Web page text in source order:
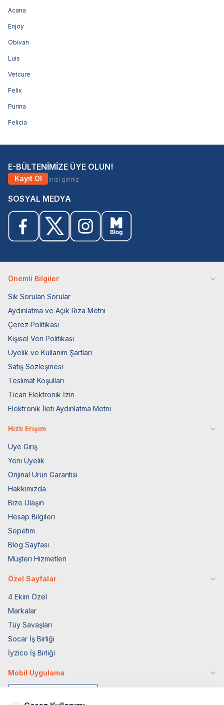
Acana
Enjoy
Obivan
Luis
Vetcure
Felix
Purina
Felicia
E-BÜLTENİMİZE ÜYE OLUN!
Kayıt Ol
SOSYAL MEDYA
Önemli Bilgiler
Sık Sorulan Sorular
Aydınlatma ve Açık Rıza Metni
Çerez Politikası
Kişisel Veri Politikası
Üyelik ve Kullanım Şartları
Satış Sözleşmesi
Teslimat Koşulları
Ticari Elektronik İzin
Elektronik İleti Aydınlatma Metni
Hızlı Erişim
Üye Giriş
Yeni Üyelik
Orijinal Ürün Garantisi
Hakkımızda
Bize Ulaşın
Hesap Bilgileri
Sepetim
Blog Sayfası
Müşteri Hizmetleri
Özel Sayfalar
4 Ekim Özel
Markalar
Tüy Savaşları
Socar İş Birliği
İyzico İş Birliği
Mobil Uygulama